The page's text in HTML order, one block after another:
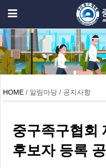
HOME / 알림마당 / 공지사항
중구족구협회
후보자 등록